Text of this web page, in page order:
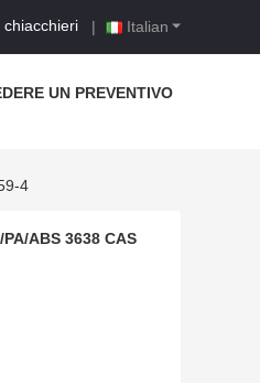
Italian
chiacchieri |
UN PREVENTIVO
4
ABS 3638 CAS